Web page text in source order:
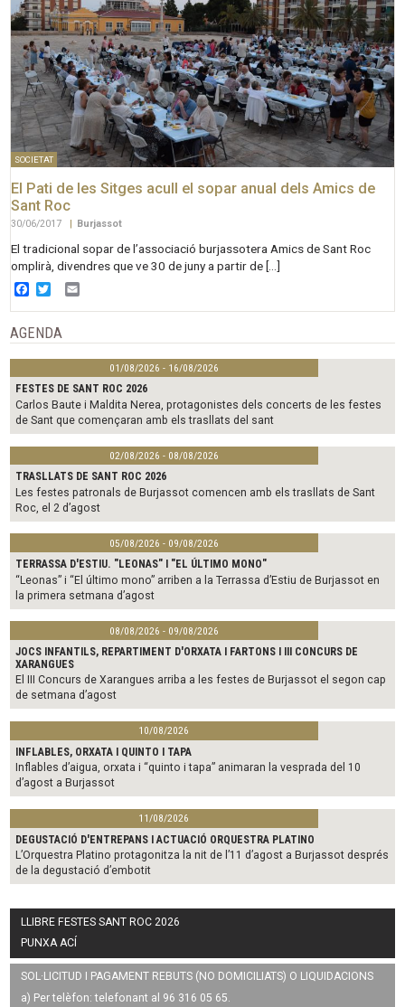
SOCIETAT
El Pati de les Sitges acull el sopar anual dels Amics de
Sant Roc
30/06/2017 | Burjassot
El tradicional sopar de l’associació burjassotera Amics de Sant Roc
omplirà, divendres que ve 30 de juny a partir de […]
Facebook
Twitter
AGENDA
01/08/2026 - 16/08/2026
FESTES DE SANT ROC 2026
Carlos Baute i Maldita Nerea, protagonistes dels concerts de les festes
de Sant que començaran amb els trasllats del sant
02/08/2026 - 08/08/2026
TRASLLATS DE SANT ROC 2026
Les festes patronals de Burjassot comencen amb els trasllats de Sant
Roc, el 2 d’agost
05/08/2026 - 09/08/2026
TERRASSA D'ESTIU. "LEONAS" I "EL ÚLTIMO MONO"
“Leonas” i “El último mono” arriben a la Terrassa d’Estiu de Burjassot en
la primera setmana d’agost
08/08/2026 - 09/08/2026
JOCS INFANTILS, REPARTIMENT D'ORXATA I FARTONS I III CONCURS DE
XARANGUES
El III Concurs de Xarangues arriba a les festes de Burjassot el segon cap
de setmana d’agost
10/08/2026
INFLABLES, ORXATA I QUINTO I TAPA
Inflables d’aigua, orxata i “quinto i tapa” animaran la vesprada del 10
d’agost a Burjassot
11/08/2026
DEGUSTACIÓ D'ENTREPANS I ACTUACIÓ ORQUESTRA PLATINO
L’Orquestra Platino protagonitza la nit de l’11 d’agost a Burjassot després
de la degustació d’embotit
LLIBRE FESTES SANT ROC 2026
PUNXA ACÍ
SOL·LICITUD I PAGAMENT REBUTS (NO DOMICILIATS) O LIQUIDACIONS
a) Per telèfon: telefonant al 96 316 05 65.